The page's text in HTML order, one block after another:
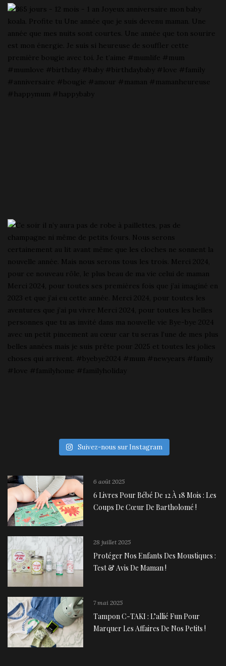
Suivez-nous sur Instagram
6 août 2025
6 Livres Pour Bébé De 12 À 18 Mois : Les
Coups De Cœur De Bartholomé !
28 juillet 2025
Protéger Nos Enfants Des Moustiques :
Test & Avis De Maman !
7 mai 2025
Tampon C-TAKI : L’allié Fun Pour
Marquer Les Affaires De Nos Petits !